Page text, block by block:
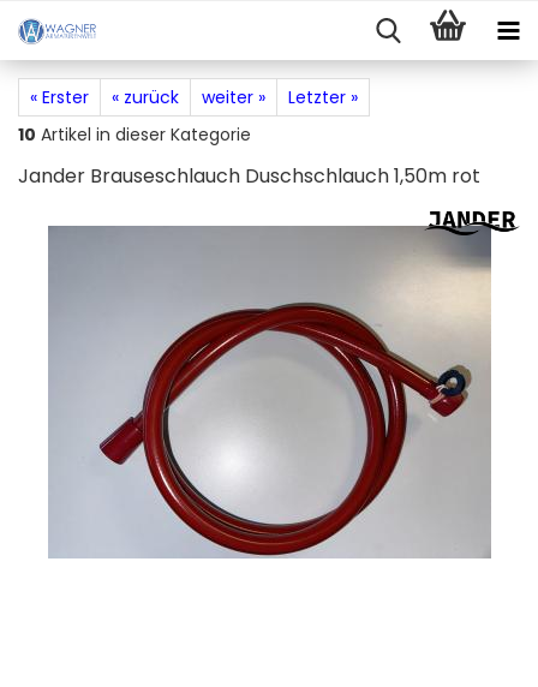
« Erster « zurück weiter »
Letzter »
10 Artikel in dieser Kategorie
Jander Brauseschlauch Duschschlauch 1,50m rot